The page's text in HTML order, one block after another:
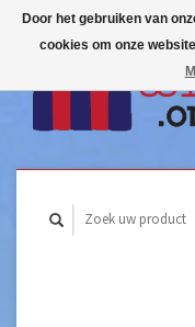
Door het gebruiken van
cookies om onze